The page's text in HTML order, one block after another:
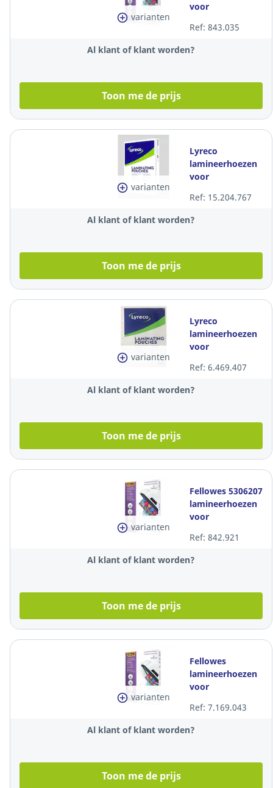
varianten
voor
A4, 160 (2x80)
mic, per 100
Ref: 843.035
Al klant of klant worden?
Toon me de prijs
varianten
Lyreco
lamineerhoezen
voor
A4, 200 (2x100)
mic, glanzend,
per 100
Ref: 15.204.767
Al klant of klant worden?
Toon me de prijs
varianten
Lyreco
lamineerhoezen
voor
A3, 250 (2x125)
mic, glanzend,
per 100
Ref: 6.469.407
Al klant of klant worden?
Toon me de prijs
varianten
Fellowes 5306207
lamineerhoezen
voor
A3, 160 (2x80)
mic, per 100
Ref: 842.921
Al klant of klant worden?
Toon me de prijs
varianten
Fellowes
lamineerhoezen
voor
A5, 160 (2x80)
mic, per 100
stuks
Ref: 7.169.043
Al klant of klant worden?
Toon me de prijs